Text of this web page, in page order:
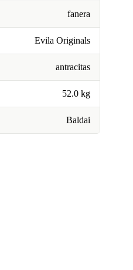
fanera
Evila Originals
antracitas
52.0 kg
Baldai